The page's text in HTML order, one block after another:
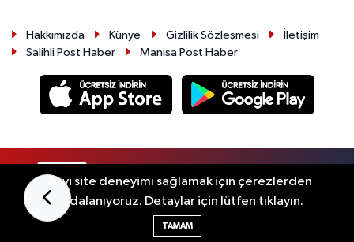
Hakkımızda Künye Gizlilik Sözleşmesi
İletişim
Salihli Post Haber
Manisa Post Haber
Haber Yazılımı:
En iyi site deneyimi sağlamak için çerezlerden
faydalanıyoruz. Detaylar için lütfen tıklayın.
TAMAM